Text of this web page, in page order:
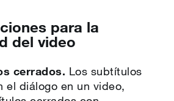
para la
del video
cerrados. Los subtítulos
el diálogo en un video,